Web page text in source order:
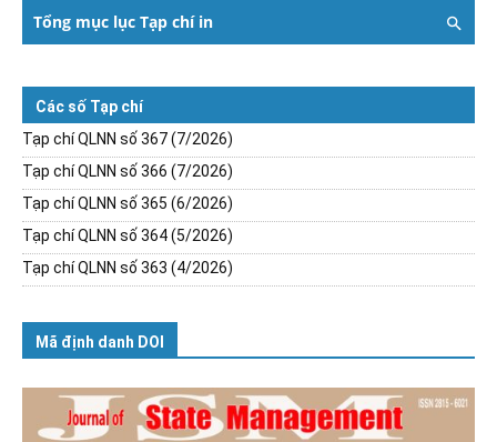
Tổng mục lục Tạp chí in
Các số Tạp chí
Tạp chí QLNN số 367 (7/2026)
Tạp chí QLNN số 366 (7/2026)
Tạp chí QLNN số 365 (6/2026)
Tạp chí QLNN số 364 (5/2026)
Tạp chí QLNN số 363 (4/2026)
Mã định danh DOI